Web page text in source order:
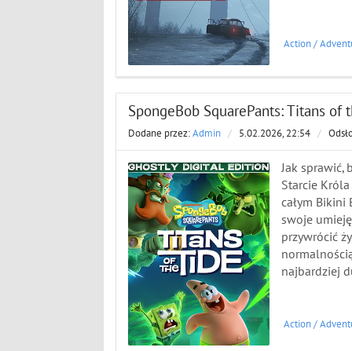
Action/
SpongeBob SquarePants: Titans
Dodane przez:Admin / 5.02.2026, 22:54 /
Jak sprawić,
Starcie
całym Bikini
swoje
przywrócić
najbardziej
Action/